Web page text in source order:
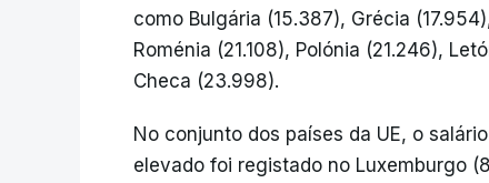
como Bulgária (15.387), Grécia
Roménia (21.108), Polónia (21.246),
Checa (23.998).
No conjunto dos países da UE, o
elevado foi registado no Luxemburgo